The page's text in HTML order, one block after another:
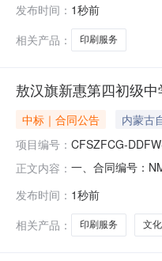
发布时间： 1秒前
相关产品：
印刷服务
敖汉旗新惠第四初级
中标｜合同公告 内蒙古
项目编号： CFSZFCG-
正文内容： 一、合同编号：
应商（乙方）：
发布时间： 1秒前
相关产品：
印刷服务 文